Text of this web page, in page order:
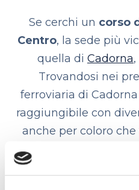
Se cerchi un corso
Centro, la sede più
quella di Cadorna
Trovandosi nei
ferroviaria di
raggiungibile con
anche per coloro
In alternativa puoi